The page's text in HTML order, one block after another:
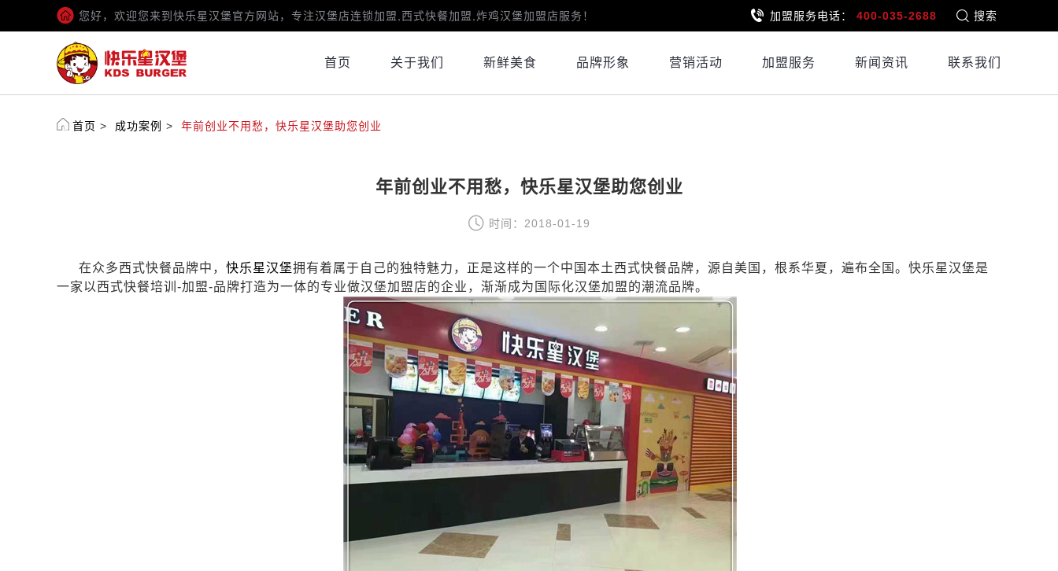
您好，欢迎您来到快乐星汉堡官方网站，专注汉堡店连锁加盟,西式快餐加盟,炸鸡汉堡加盟店服务！ 加盟服务电话： 400-035-2688 搜索
首页 关于我们 新鲜美食 品牌形象 营销活动 加盟服务 新闻资讯 联系我们
首页 > 成功案例 > 年前创业不用愁，快乐星汉堡助您创业
年前创业不用愁，快乐星汉堡助您创业
时间：2018-01-19
在众多西式快餐品牌中， 快乐星汉堡拥有着属于自己的独特魅力，正是这样的一个中国本土西式快餐品牌，源自美国，根系华夏， 遍布全国。快乐星汉堡是
一家以西式快餐培训 -加盟-品牌打造为一体的专业做汉堡加盟店的企业，渐渐成为国际化汉堡加盟的潮流品牌。